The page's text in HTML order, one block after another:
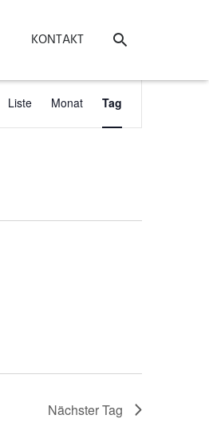
KONTAKT
Veranstaltung
Ansichten-
Liste Monat Tag
Nächster Tag